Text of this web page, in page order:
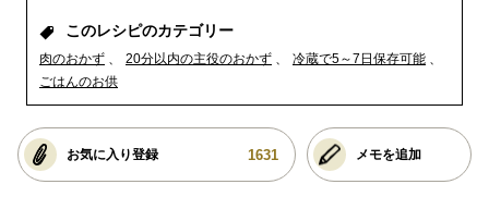
このレシピのカテゴリー
肉のおかず 20分以内の主役のおかず
冷蔵で5～7日保存可能
ごはんのお供
お気に入り登録 1631 メモを追加